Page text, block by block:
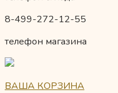
8-499-272-12-55
телефон магазина
ВАША КОРЗИНА